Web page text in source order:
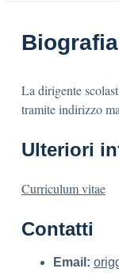
Biografia
La dirigente
tramite indirizzo
Ulteriori
Curriculum vitae
Contatti
Email: